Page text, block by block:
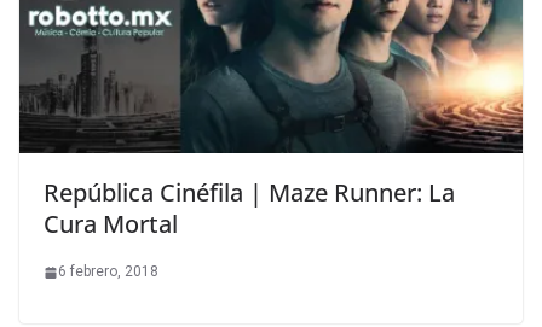
República Cinéfila | Maze Runner: La
Cura Mortal
6 febrero, 2018